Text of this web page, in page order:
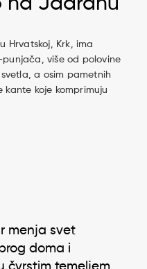
na Jadranu
Hrvatskoj, Krk, ima
više od polovine
a osim pametnih
koje komprimuju
menja svet
doma i